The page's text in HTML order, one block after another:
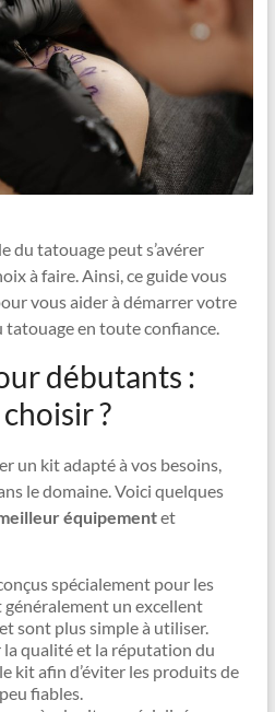
du tatouage peut s’avérer
à faire. Ainsi, ce guide vous
vous aider à démarrer votre
tatouage en toute confiance.
débutants :
?
un kit adapté à vos besoins,
le domaine. Voici quelques
équipementet
spécialement pour les
un excellent
sont plus simple à utiliser.
la qualité et la réputation du
kit afin d’éviter les produits de
fiables.